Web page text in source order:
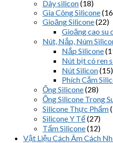
Dây silicon(18)
Gia Công Silicone
Gioăng Silicone(22)
Gioăng cao su
Nút, Nắp, Núm
Nắp Silicone
Nút bịt có ren
Nút Silicon(15)
Phích Cắm
Ống Silicone(28)
Ống Silicone Trong
Silicone Thực Phẩm
Silicone Y Tế(27)
Tấm Silicone(12)
Vật Liệu Cách Âm Cách